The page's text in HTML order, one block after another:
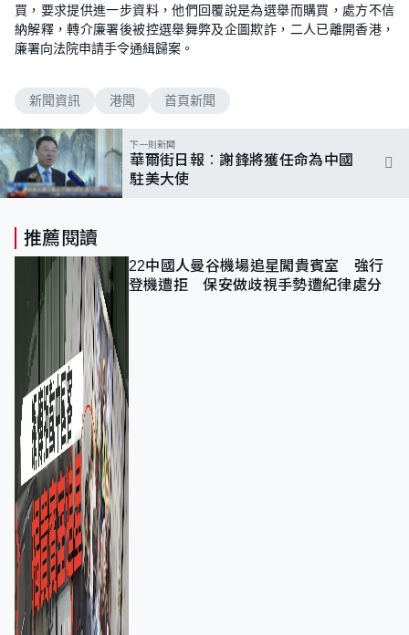
買，要求提供進一步資料，他們回覆說是為選舉而購買，處方不信
納解釋，轉介廉署後被控選舉舞弊及企圖欺詐，二人已離開香港，
廉署向法院申請手令通緝歸案。
新聞資訊 港聞 首頁新聞
下一則新聞
華爾街日報︰謝鋒將獲任命為中國
駐美大使
推薦閱讀
22中國人曼谷機場追星闖貴賓室 強行
登機遭拒 保安做歧視手勢遭紀律處分